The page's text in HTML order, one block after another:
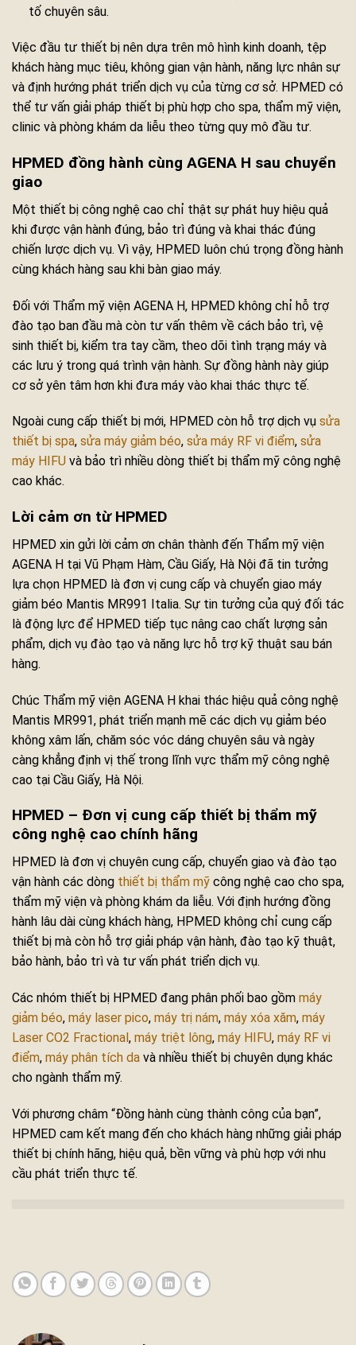
tố chuyên sâu.
Việc đầu tư thiết bị nên dựa trên mô hình kinh doanh, tệp
khách hàng mục tiêu, không gian vận hành, năng lực nhân sự
và định hướng phát triển dịch vụ của từng cơ sở. HPMED có
thể tư vấn giải pháp thiết bị phù hợp cho spa, thẩm mỹ viện,
clinic và phòng khám da liễu theo từng quy mô đầu tư.
HPMED đồng hành cùng AGENA H sau chuyển
giao
Một thiết bị công nghệ cao chỉ thật sự phát huy hiệu quả
khi được vận hành đúng, bảo trì đúng và khai thác đúng
chiến lược dịch vụ. Vì vậy, HPMED luôn chú trọng đồng hành
cùng khách hàng sau khi bàn giao máy.
Đối với Thẩm mỹ viện AGENA H, HPMED không chỉ hỗ trợ
đào tạo ban đầu mà còn tư vấn thêm về cách bảo trì, vệ
sinh thiết bị, kiểm tra tay cầm, theo dõi tình trạng máy và
các lưu ý trong quá trình vận hành. Sự đồng hành này giúp
cơ sở yên tâm hơn khi đưa máy vào khai thác thực tế.
Ngoài cung cấp thiết bị mới, HPMED còn hỗ trợ dịch vụ sửa
thiết bị spa, sửa máy giảm béo, sửa máy RF vi điểm, sửa
máy HIFU và bảo trì nhiều dòng thiết bị thẩm mỹ công nghệ
cao khác.
Lời cảm ơn từ HPMED
HPMED xin gửi lời cảm ơn chân thành đến Thẩm mỹ viện
AGENA H tại Vũ Phạm Hàm, Cầu Giấy, Hà Nội đã tin tưởng
lựa chọn HPMED là đơn vị cung cấp và chuyển giao máy
giảm béo Mantis MR991 Italia. Sự tin tưởng của quý đối tác
là động lực để HPMED tiếp tục nâng cao chất lượng sản
phẩm, dịch vụ đào tạo và năng lực hỗ trợ kỹ thuật sau bán
hàng.
Chúc Thẩm mỹ viện AGENA H khai thác hiệu quả công nghệ
Mantis MR991, phát triển mạnh mẽ các dịch vụ giảm béo
không xâm lấn, chăm sóc vóc dáng chuyên sâu và ngày
càng khẳng định vị thế trong lĩnh vực thẩm mỹ công nghệ
cao tại Cầu Giấy, Hà Nội.
HPMED – Đơn vị cung cấp thiết bị thẩm mỹ
công nghệ cao chính hãng
HPMED là đơn vị chuyên cung cấp, chuyển giao và đào tạo
vận hành các dòng thiết bị thẩm mỹ công nghệ cao cho spa,
thẩm mỹ viện và phòng khám da liễu. Với định hướng đồng
hành lâu dài cùng khách hàng, HPMED không chỉ cung cấp
thiết bị mà còn hỗ trợ giải pháp vận hành, đào tạo kỹ thuật,
bảo hành, bảo trì và tư vấn phát triển dịch vụ.
Các nhóm thiết bị HPMED đang phân phối bao gồm máy
giảm béo, máy laser pico, máy trị nám, máy xóa xăm, máy
Laser CO2 Fractional, máy triệt lông, máy HIFU, máy RF vi
điểm, máy phân tích da và nhiều thiết bị chuyên dụng khác
cho ngành thẩm mỹ.
Với phương châm “Đồng hành cùng thành công của bạn”,
HPMED cam kết mang đến cho khách hàng những giải pháp
thiết bị chính hãng, hiệu quả, bền vững và phù hợp với nhu
cầu phát triển thực tế.